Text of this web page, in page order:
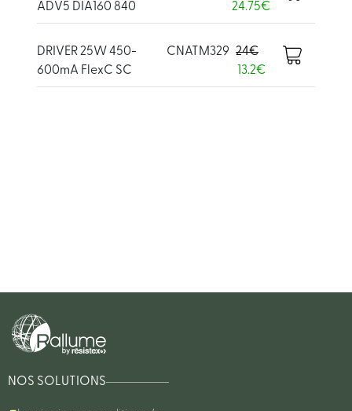
ADV5 DIA160 840
24.75€
DRIVER 25W 450-
600mA FlexC SC
CNATM329 24€
13.2€
NOS SOLUTIONS